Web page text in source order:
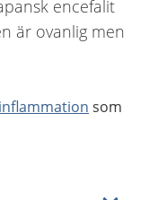
encefalit
är ovanlig men
som